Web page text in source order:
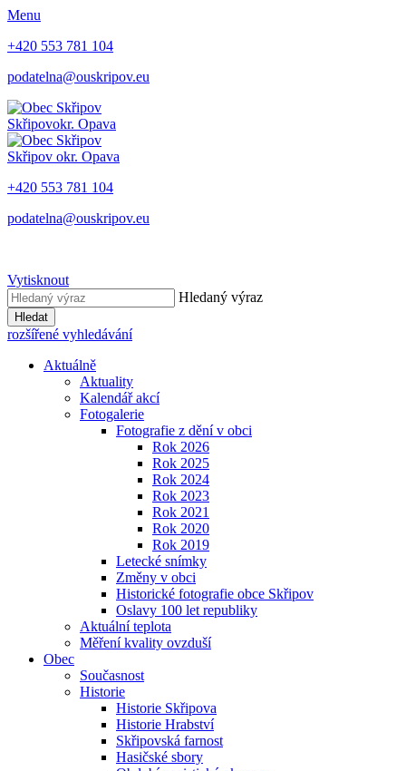
Menu
+420 553 781 104
podatelna@ouskripov.eu
Skřipovokr. Opava
Skřipov okr. Opava
+420 553 781 104
podatelna@ouskripov.eu
Vytisknout
Hledaný výraz
Hledat
rozšířené vyhledávání
Aktuálně
Aktuality
Kalendář akcí
Fotogalerie
Fotografie z dění v obci
Rok 2026
Rok 2025
Rok 2024
Rok 2023
Rok 2021
Rok 2020
Rok 2019
Letecké snímky
Změny v obci
Historické fotografie obce Skřipov
Oslavy 100 let republiky
Aktuální teplota
Měření kvality ovzduší
Obec
Současnost
Historie
Historie Skřipova
Historie Hrabství
Skřipovská farnost
Hasičské sbory